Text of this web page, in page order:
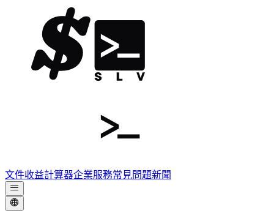
文件收益計算器企業服務常見問題新聞